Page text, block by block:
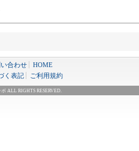
合わせ
HOME
く表記
ご利用規約
ALL RIGHTS RESERVED.